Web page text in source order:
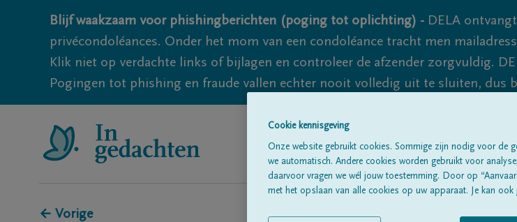
Blijf waakzaam voor phishingberichten (poging tot oplichting) - DELA
privécondoléances. Onder het mom van een condoléance tracht men
Klik niet op verdachte links of bijlagen en controleer de afzender zorgvuldig.
Pogingen tot phishing en fraude vallen echter nooit volledig uit te sluiten, dus
Alle
← Vorige
Cookie kennisgeving
Onze website gebruikt cookies. Sommige zijn nodig voor de
we automatisch. Andere cookies worden gebruikt voor
daarvoor vragen we wél jouw toestemming. Door op
met het opslaan van alle cookies op uw apparaat. Je kan ook